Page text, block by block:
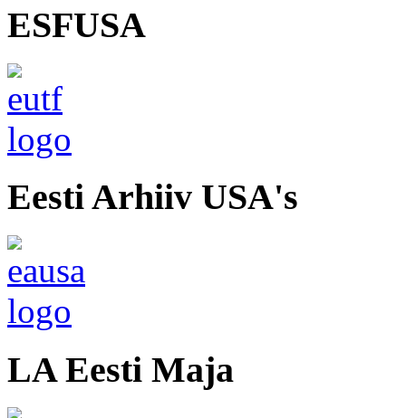
ESFUSA
Eesti Arhiiv USA's
LA Eesti Maja